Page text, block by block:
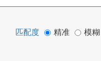
匹配度 精准 模糊